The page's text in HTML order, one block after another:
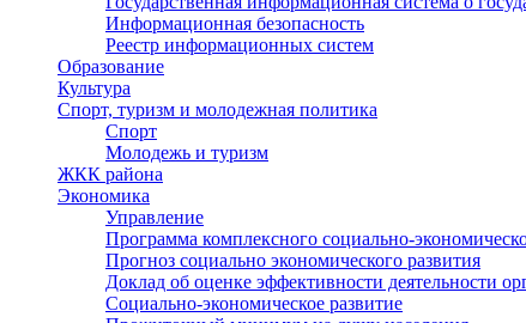
Информационная безопасность
Реестр информационных систем
Образование
Культура
Спорт, туризм и молодежная политика
Спорт
Молодежь и туризм
ЖКК района
Экономика
Управление
Программа комплексного социально-
Прогноз социально экономического развития
Доклад об оценке эффективности деятельности
Социально-экономическое развитие